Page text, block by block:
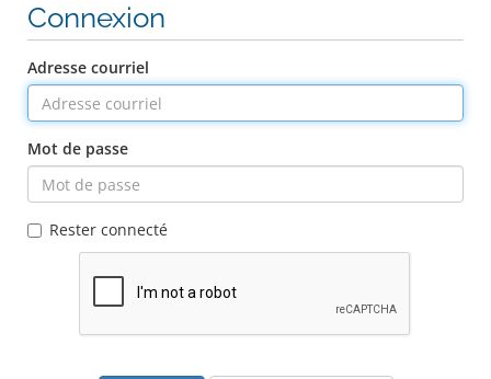
Connexion
Adresse courriel
Mot de passe
Rester connecté